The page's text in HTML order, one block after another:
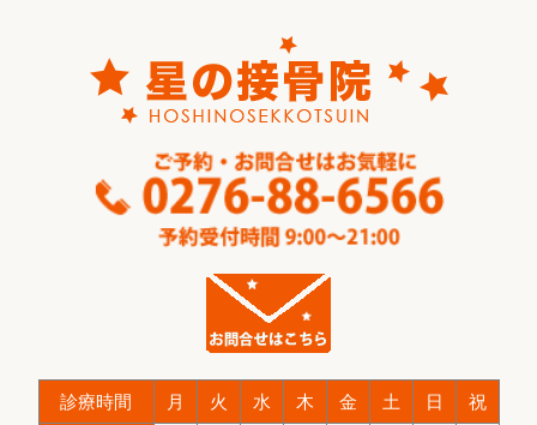
診療時間 月 火 水 木 金 土 日 祝